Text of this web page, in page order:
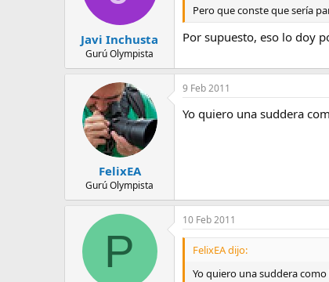
Javi Inchusta
Gurú Olympista
Pero que conste que sería
Por supuesto, eso lo doy
FelixEA
Gurú Olympista
9 Feb 2011
Yo quiero una suddera
P
10 Feb 2011
FelixEA dijo:
Yo quiero una suddera